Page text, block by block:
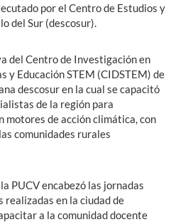
por el Centro de Estudios y
del Sur (descosur).
del Centro de Investigación en
y Educación STEM (CIDSTEM) de
descosur en la cual se capacitó
de la región para
motores de acción climática, con
comunidades rurales
PUCV encabezó las jornadas
en la ciudad de
a la comunidad docente